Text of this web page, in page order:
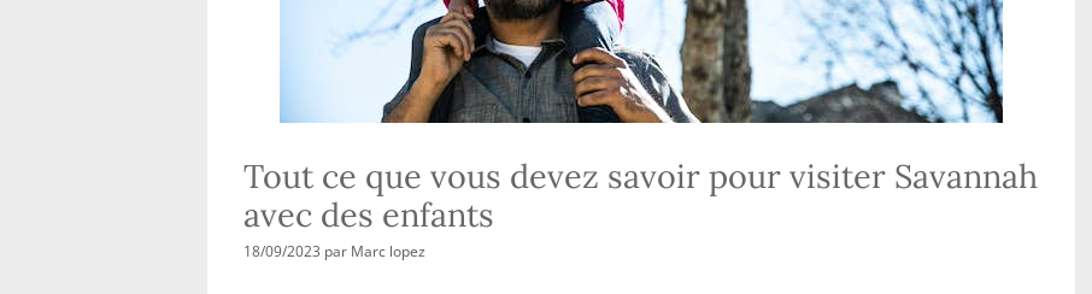
Tout ce que vous devez savoir pour visiter Savannah
avec des enfants
18/09/2023 par Marc lopez